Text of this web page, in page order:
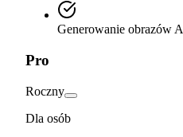
Generowanie obrazów
Pro
Roczny
Dla osób